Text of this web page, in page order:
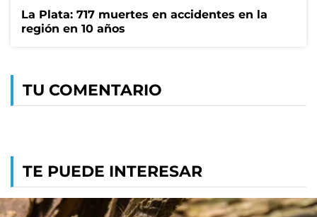
La Plata: 717 muertes en accidentes en la
región en 10 años
TU COMENTARIO
TE PUEDE INTERESAR